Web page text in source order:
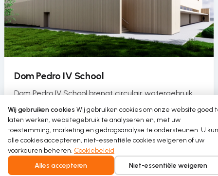
Dom Pedro IV School
Dom Pedro IV School brengt circulair watergebruik
naar de sporthal als onderdeel van een duurzaam
herkwalificatieproject.
Read more
Wij gebruiken cookies Wij gebruiken cookies om onze website goed
laten werken, websitegebruik te analyseren en, met uw
toestemming, marketing en gedragsanalyse te ondersteunen. U
alle cookies accepteren, niet-essentiële cookies weigeren of uw
voorkeuren beheren. Cookiebeleid
Alles accepteren
Niet-essentiële weigeren